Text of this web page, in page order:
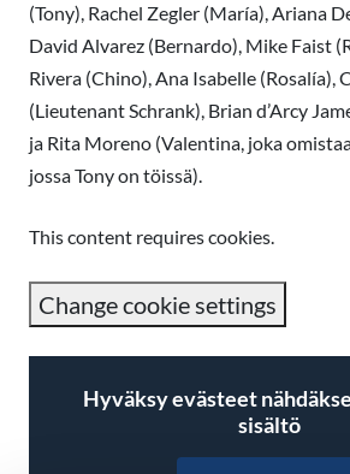
(Tony), Rachel Zegler (María), Ariana
David Alvarez (Bernardo), Mike Faist
Rivera (Chino), Ana Isabelle (Rosalía),
(Lieutenant Schrank), Brian d’Arcy
ja Rita Moreno (Valentina, joka
jossa Tony on töissä).
This content requires cookies.
Change cookie settings
Hyväksy evästeet
sisältö